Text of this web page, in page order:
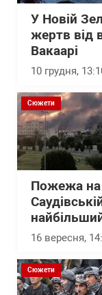
У Новій
жертв від
Вакаарі
10 грудня,
Сюжети
Пожежа на
16 вересня,
Сюжети